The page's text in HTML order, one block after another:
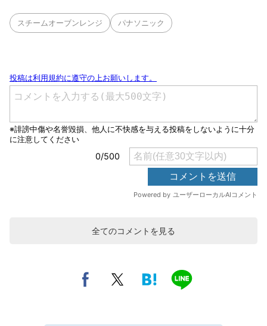
スチームオーブンレンジ パナソニック
全てのコメントを見る